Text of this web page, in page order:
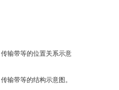
输带等的位置关系示意
输带等的结构示意图。